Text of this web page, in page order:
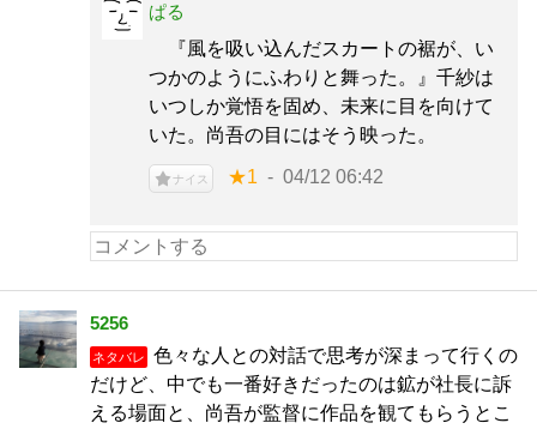
ぱる
『風を吸い込んだスカートの裾が、い
つかのようにふわりと舞った。』千紗は
いつしか覚悟を固め、未来に目を向けて
いた。尚吾の目にはそう映った。
ナイス ★1 04/12 06:42
5256
ネタバレ
色々な人との対話で思考が深まって行くの
だけど、中でも一番好きだったのは鉱が社長に訴
える場面と、尚吾が監督に作品を観てもらうとこ